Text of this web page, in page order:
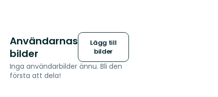
Användarnas
bilder
Lägg till
bilder
Inga användarbilder ännu. Bli den
första att dela!